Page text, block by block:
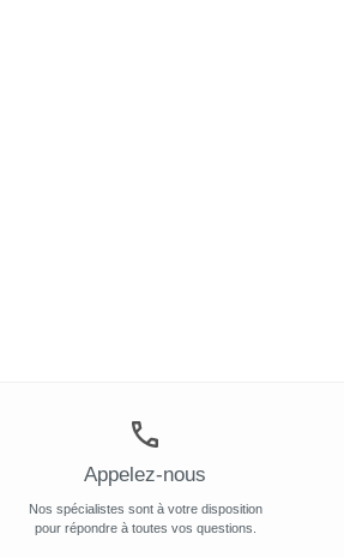
Appelez-nous
Nos spécialistes sont à votre disposition
pour répondre à toutes vos questions.